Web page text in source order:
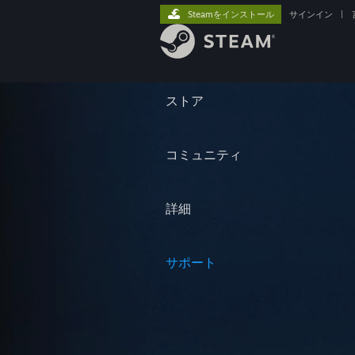
ストア
コミュニティ
詳細
サポート
Steamをインストール サインイン